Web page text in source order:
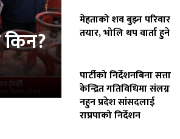
मेहताको शव बुझ्न परिवार
तयार, भोलि थप वार्ता हुने
पार्टीको निर्देशनबिना सत्ता
केन्द्रित गतिविधिमा संलग्न
नहुन प्रदेश सांसदलाई
राप्रपाको निर्देशन